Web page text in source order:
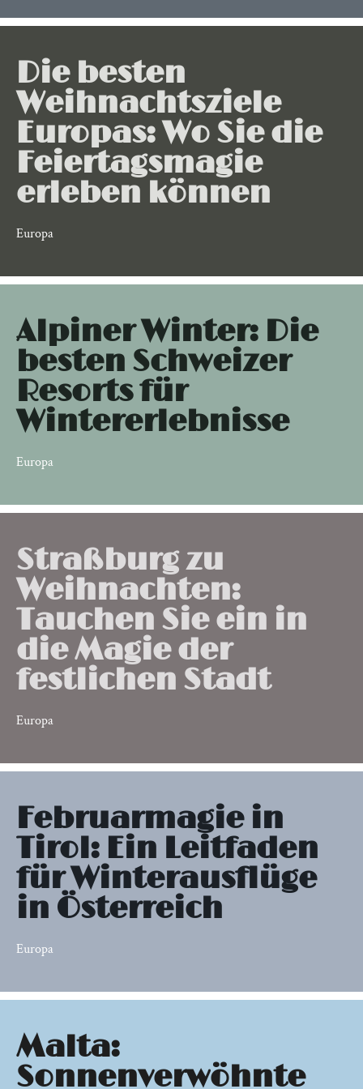
Europa
Die besten
Weihnachtsziele
Europas: Wo Sie die
Feiertagsmagie
erleben können
Europa
Alpiner Winter: Die
besten Schweizer
Resorts für
Wintererlebnisse
Europa
Straßburg zu
Weihnachten:
Tauchen Sie ein in
die Magie der
festlichen Stadt
Europa
Februarmagie in
Tirol: Ein Leitfaden
für Winterausflüge
in Österreich
Malta:
Sonnenverwöhnte